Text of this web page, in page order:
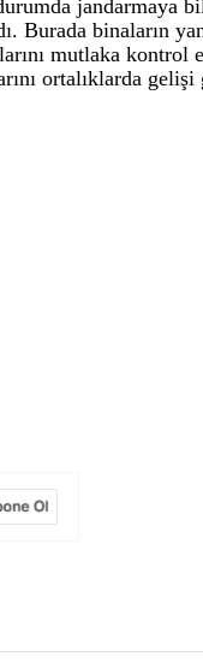
jandarmaya
Burada binaların
mutlaka kontrol
ortalıklarda gelişi